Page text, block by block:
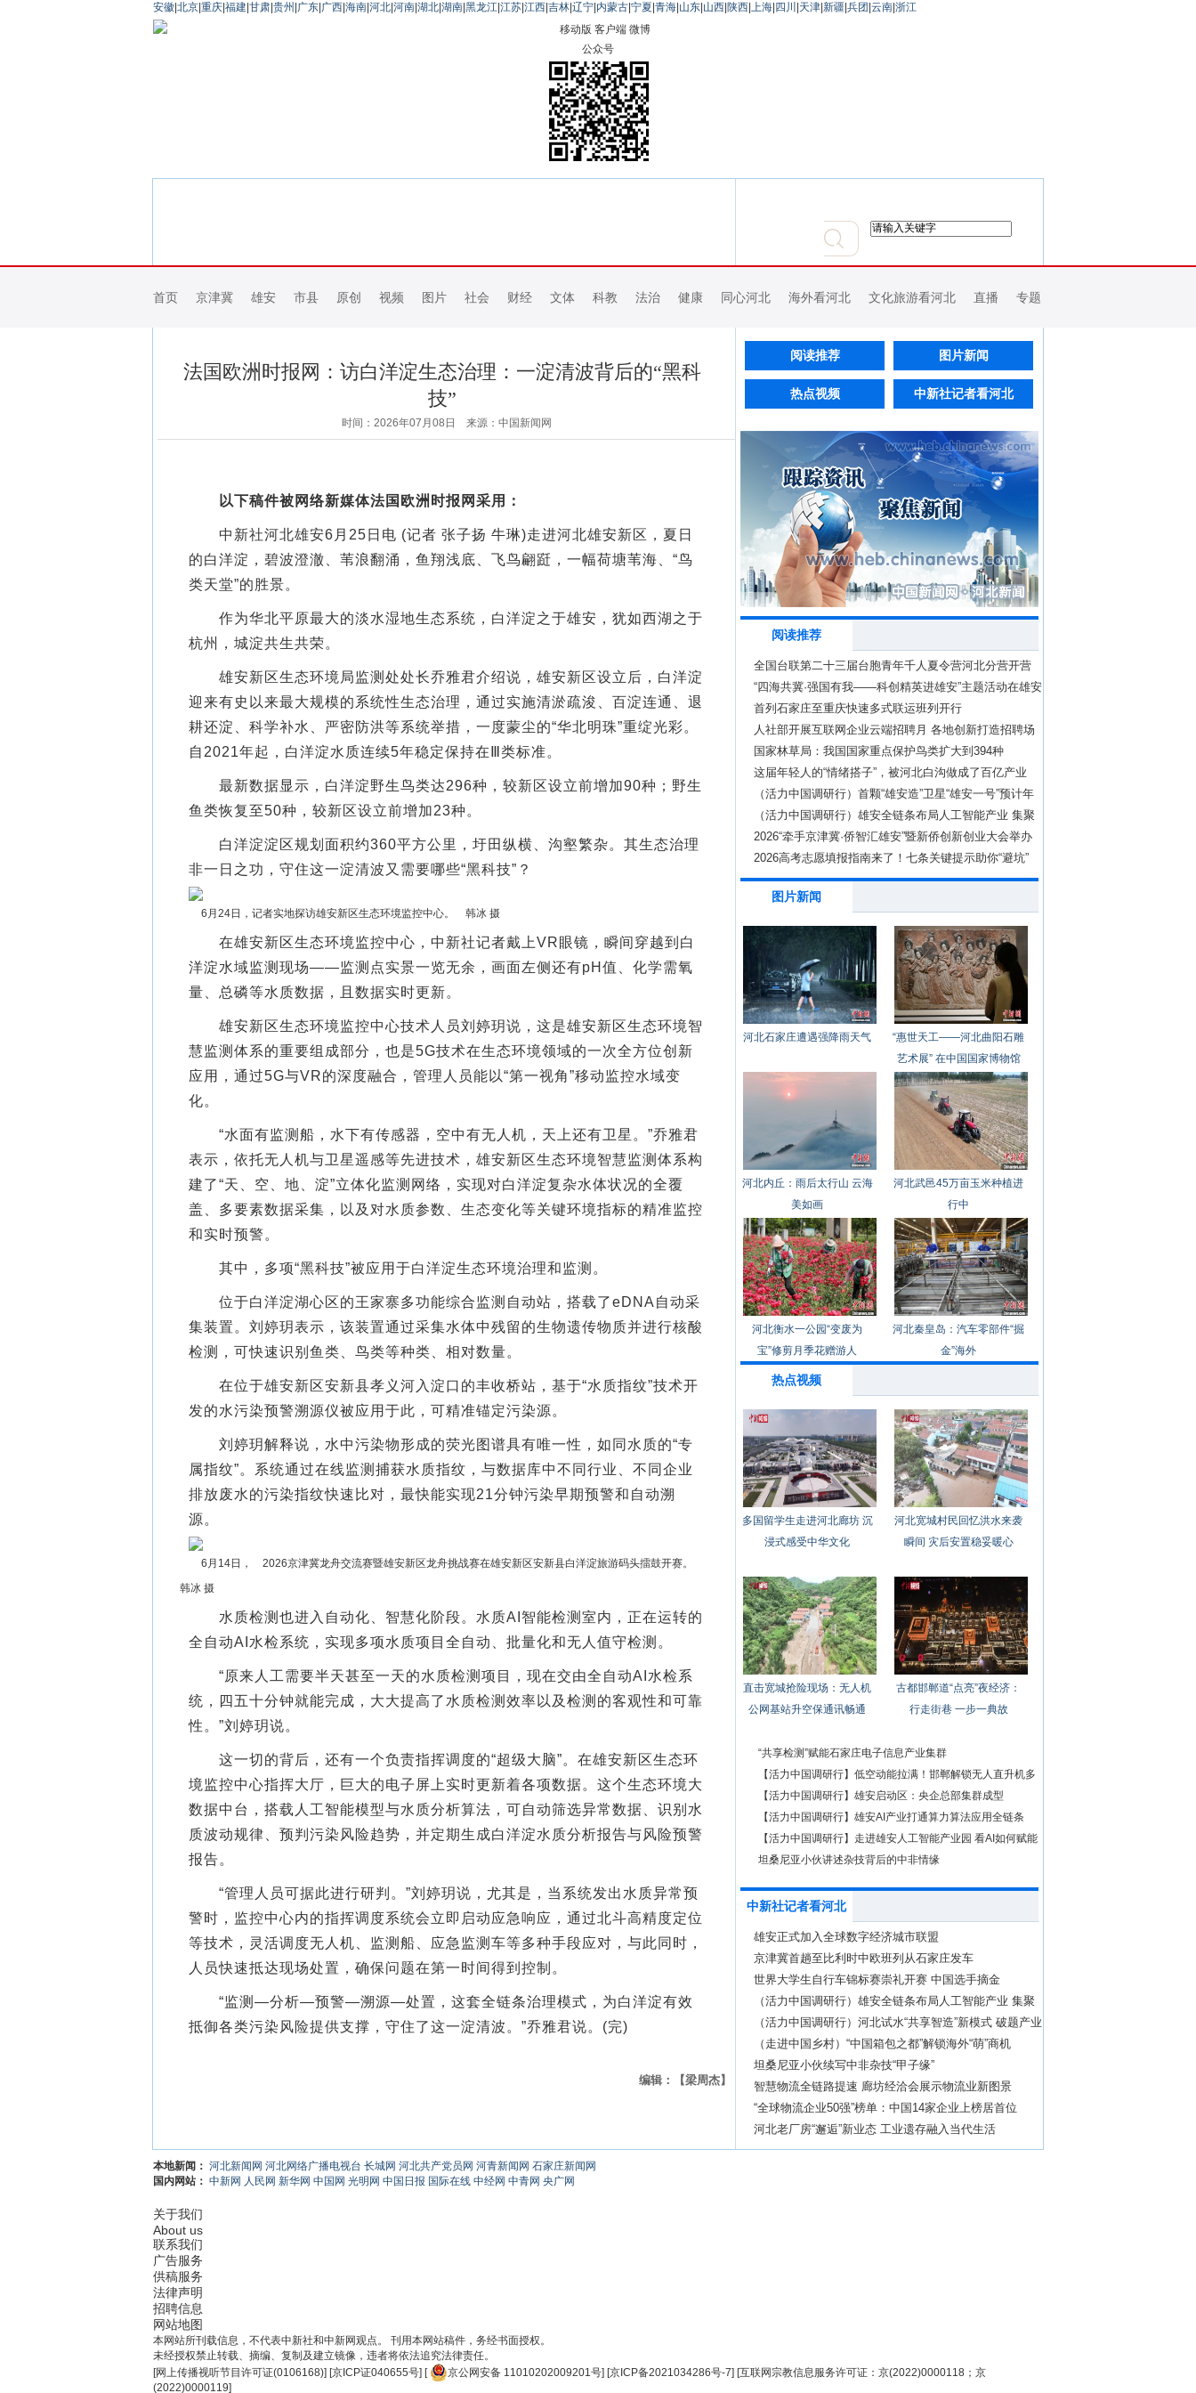
安徽 北京 重庆 福建 甘肃 贵州 广东 广西 海南 河北 河南 湖北 湖南 黑龙江 江苏 江西 吉林 辽宁 内蒙古 宁夏 青海 山东 山西 陕西 上海 四川 天津 新疆 兵团 云南 浙江
移动版 客户端 微博
公众号
首页 京津冀 雄安 市县 原创 视频 图片 社会 财经 文体 科教 法治 健康 同心河北 海外看河北 文化旅游看河北 直播 专题
法国欧洲时报网：访白洋淀生态治理：一淀清波背后的“黑科
技”
时间：2026年07月08日 来源：中国新闻网
以下稿件被网络新媒体法国欧洲时报网采用：
中新社河北雄安6月25日电 (记者 张子扬 牛琳)走进河北雄安新区，夏日
的白洋淀，碧波澄澈、苇浪翻涌，鱼翔浅底、飞鸟翩跹，一幅荷塘苇海、“鸟
类天堂”的胜景。
作为华北平原最大的淡水湿地生态系统，白洋淀之于雄安，犹如西湖之于
杭州，城淀共生共荣。
雄安新区生态环境局监测处处长乔雅君介绍说，雄安新区设立后，白洋淀
迎来有史以来最大规模的系统性生态治理，通过实施清淤疏浚、百淀连通、退
耕还淀、科学补水、严密防洪等系统举措，一度蒙尘的“华北明珠”重绽光彩。
自2021年起，白洋淀水质连续5年稳定保持在Ⅲ类标准。
最新数据显示，白洋淀野生鸟类达296种，较新区设立前增加90种；野生
鱼类恢复至50种，较新区设立前增加23种。
白洋淀淀区规划面积约360平方公里，圩田纵横、沟壑繁杂。其生态治理
非一日之功，守住这一淀清波又需要哪些“黑科技”？
6月24日，记者实地探访雄安新区生态环境监控中心。 韩冰 摄
在雄安新区生态环境监控中心，中新社记者戴上VR眼镜，瞬间穿越到白
洋淀水域监测现场——监测点实景一览无余，画面左侧还有pH值、化学需氧
量、总磷等水质数据，且数据实时更新。
雄安新区生态环境监控中心技术人员刘婷玥说，这是雄安新区生态环境智
慧监测体系的重要组成部分，也是5G技术在生态环境领域的一次全方位创新
应用，通过5G与VR的深度融合，管理人员能以“第一视角”移动监控水域变
化。
“水面有监测船，水下有传感器，空中有无人机，天上还有卫星。”乔雅君
表示，依托无人机与卫星遥感等先进技术，雄安新区生态环境智慧监测体系构
建了“天、空、地、淀”立体化监测网络，实现对白洋淀复杂水体状况的全覆
盖、多要素数据采集，以及对水质参数、生态变化等关键环境指标的精准监控
和实时预警。
其中，多项“黑科技”被应用于白洋淀生态环境治理和监测。
位于白洋淀湖心区的王家寨多功能综合监测自动站，搭载了eDNA自动采
集装置。刘婷玥表示，该装置通过采集水体中残留的生物遗传物质并进行核酸
检测，可快速识别鱼类、鸟类等种类、相对数量。
在位于雄安新区安新县孝义河入淀口的丰收桥站，基于“水质指纹”技术开
发的水污染预警溯源仪被应用于此，可精准锚定污染源。
刘婷玥解释说，水中污染物形成的荧光图谱具有唯一性，如同水质的“专
属指纹”。系统通过在线监测捕获水质指纹，与数据库中不同行业、不同企业
排放废水的污染指纹快速比对，最快能实现21分钟污染早期预警和自动溯
源。
6月14日， 2026京津冀龙舟交流赛暨雄安新区龙舟挑战赛在雄安新区安新县白洋淀旅游码头擂鼓开赛。
韩冰 摄
水质检测也进入自动化、智慧化阶段。水质AI智能检测室内，正在运转的
全自动AI水检系统，实现多项水质项目全自动、批量化和无人值守检测。
“原来人工需要半天甚至一天的水质检测项目，现在交由全自动AI水检系
统，四五十分钟就能完成，大大提高了水质检测效率以及检测的客观性和可靠
性。”刘婷玥说。
这一切的背后，还有一个负责指挥调度的“超级大脑”。在雄安新区生态环
境监控中心指挥大厅，巨大的电子屏上实时更新着各项数据。这个生态环境大
数据中台，搭载人工智能模型与水质分析算法，可自动筛选异常数据、识别水
质波动规律、预判污染风险趋势，并定期生成白洋淀水质分析报告与风险预警
报告。
“管理人员可据此进行研判。”刘婷玥说，尤其是，当系统发出水质异常预
警时，监控中心内的指挥调度系统会立即启动应急响应，通过北斗高精度定位
等技术，灵活调度无人机、监测船、应急监测车等多种手段应对，与此同时，
人员快速抵达现场处置，确保问题在第一时间得到控制。
“监测—分析—预警—溯源—处置，这套全链条治理模式，为白洋淀有效
抵御各类污染风险提供支撑，守住了这一淀清波。”乔雅君说。(完)
编辑：【梁周杰】
阅读推荐 图片新闻
热点视频 中新社记者看河北
阅读推荐
全国台联第二十三届台胞青年千人夏令营河北分营开营
“四海共冀·强国有我——科创精英进雄安”主题活动在雄安
新区举办
首列石家庄至重庆快速多式联运班列开行
人社部开展互联网企业云端招聘月 各地创新打造招聘场
景
国家林草局：我国国家重点保护鸟类扩大到394种
这届年轻人的“情绪搭子”，被河北白沟做成了百亿产业
（活力中国调研行）首颗“雄安造”卫星“雄安一号”预计年
内发射
（活力中国调研行）雄安全链条布局人工智能产业 集聚
效应显现
2026“牵手京津冀·侨智汇雄安”暨新侨创新创业大会举办
2026高考志愿填报指南来了！七条关键提示助你“避坑”
图片新闻
河北石家庄遭遇强降雨天气
“惠世天工——河北曲阳石雕
艺术展” 在中国国家博物馆
开幕
河北内丘：雨后太行山 云海
美如画
河北武邑45万亩玉米种植进
行中
河北衡水一公园“变废为
宝”修剪月季花赠游人
河北秦皇岛：汽车零部件“掘
金”海外
热点视频
多国留学生走进河北廊坊 沉
浸式感受中华文化
河北宽城村民回忆洪水来袭
瞬间 灾后安置稳妥暖心
直击宽城抢险现场：无人机
公网基站升空保通讯畅通
古都邯郸道“点亮”夜经济：
行走街巷 一步一典故
“共享检测”赋能石家庄电子信息产业集群
【活力中国调研行】低空动能拉满！邯郸解锁无人直升机多
元应用
【活力中国调研行】雄安启动区：央企总部集群成型
【活力中国调研行】雄安AI产业打通算力算法应用全链条
【活力中国调研行】走进雄安人工智能产业园 看AI如何赋能
急救
坦桑尼亚小伙讲述杂技背后的中非情缘
中新社记者看河北
雄安正式加入全球数字经济城市联盟
京津冀首趟至比利时中欧班列从石家庄发车
世界大学生自行车锦标赛崇礼开赛 中国选手摘金
（活力中国调研行）雄安全链条布局人工智能产业 集聚
效应显现
（活力中国调研行）河北试水“共享智造”新模式 破题产业
跃升
（走进中国乡村）“中国箱包之都”解锁海外“萌”商机
坦桑尼亚小伙续写中非杂技“甲子缘”
智慧物流全链路提速 廊坊经洽会展示物流业新图景
“全球物流企业50强”榜单：中国14家企业上榜居首位
河北老厂房“邂逅”新业态 工业遗存融入当代生活
本地新闻： 河北新闻网 河北网络广播电视台 长城网 河北共产党员网 河青新闻网 石家庄新闻网
国内网站： 中新网 人民网 新华网 中国网 光明网 中国日报 国际在线 中经网 中青网 央广网
关于我们
About us
联系我们
广告服务
供稿服务
法律声明
招聘信息
网站地图
本网站所刊载信息，不代表中新社和中新网观点。 刊用本网站稿件，务经书面授权。
未经授权禁止转载、摘编、复制及建立镜像，违者将依法追究法律责任。
[网上传播视听节目许可证(0106168)] [京ICP证040655号] [ 京公网安备 11010202009201号] [京ICP备2021034286号-7] [互联网宗教信息服务许可证：京(2022)0000118；京
(2022)0000119]